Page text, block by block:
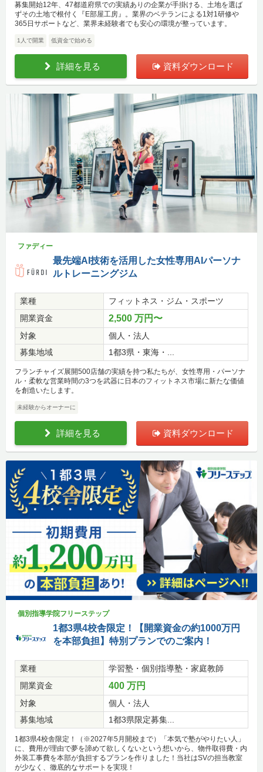
募集開始12年、47都道府県での実績ありの企業が手掛ける、土地を選ば
ずその土地で根付く『E部屋工房』。業界のベテランによる1対1研修や
365日サポートなど、業界未経験者でも安心の環境が整っています。
1人で開業 低資金で始める
詳細を見る 資料ダウンロード
ファディー
最先端AI技術を活用した女性専用AIパーソナ
ルトレーニングジム
業種
フィットネス・ジム・スポーツ
開業資金
2,500 万円〜
対象
個人・法人
募集地域
1都3県・東海・...
フランチャイズ展開500店舗の実績を持つ私たちが、女性専用・パーソナ
ル・柔軟な営業時間の3つを武器に日本のフィットネス市場に新たな価値
を創造いたします。
未経験からオーナーに
詳細を見る 資料ダウンロード
個別指導学院フリーステップ
1都3県4校舎限定！【開業資金の約1000万円
を本部負担】特別プランでのご案内！
業種
学習塾・個別指導塾・家庭教師
開業資金
400 万円
対象
個人・法人
募集地域
1都3県限定募集...
1都3県4校舎限定！（※2027年5月開校まで）「本気で塾がやりたい人」
に、費用が理由で夢を諦めて欲しくないという想いから、物件取得費・内
外装工事費を本部が負担するプランを作りました！当社はSVの担当教室
が少なく、徹底的なサポートを実現！